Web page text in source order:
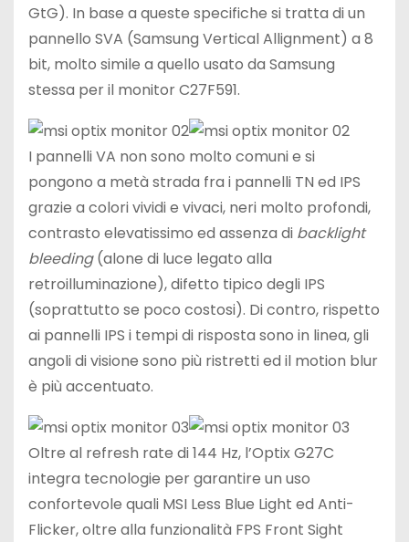
GtG). In base a queste specifiche si tratta di un
pannello SVA (Samsung Vertical Allignment) a 8
bit, molto simile a quello usato da Samsung
stessa per il monitor C27F591.
I pannelli VA non sono molto comuni e si
pongono a metà strada fra i pannelli TN ed IPS
grazie a colori vividi e vivaci, neri molto profondi,
contrasto elevatissimo ed assenza di backlight
bleeding(alone di luce legato alla
retroilluminazione), difetto tipico degli IPS
(soprattutto se poco costosi). Di contro, rispetto
ai pannelli IPS i tempi di risposta sono in linea, gli
angoli di visione sono più ristretti ed il motion blur
è più accentuato.
Oltre al refresh rate di 144 Hz, l’Optix G27C
integra tecnologie per garantire un uso
confortevole quali MSI Less Blue Light ed Anti-
Flicker, oltre alla funzionalità FPS Front Sight